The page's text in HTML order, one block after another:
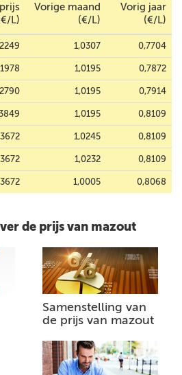
L)
Vorige maand
(€/L)
Vorig jaar
(€/L)
1,0307 0,7704
1,0195 0,7872
1,0195 0,7914
1,0195 0,8109
1,0245 0,8109
1,0232 0,8109
1,0005 0,8068
de prijs van mazout
Samenstelling van
de prijs van mazout